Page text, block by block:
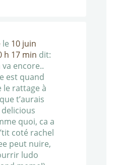
le 10 juin
h 17 min dit:
encore..
est quand
le rattage à
t’aurais
quoi, ca a
coté rachel
peut nuire,
ludo